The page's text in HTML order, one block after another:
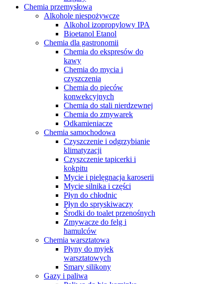
Chemia przemysłowa
Alkohole niespożywcze
Alkohol izopropylowy IPA
Bioetanol Etanol
Chemia dla gastronomii
Chemia do ekspresów do
kawy
Chemia do mycia i
czyszczenia
Chemia do pieców
konwekcyjnych
Chemia do stali nierdzewnej
Chemia do zmywarek
Odkamieniacze
Chemia samochodowa
Czyszczenie i odgrzybianie
klimatyzacji
Czyszczenie tapicerki i
kokpitu
Mycie i pielęgnacja karoserii
Mycie silnika i części
Płyn do chłodnic
Płyn do spryskiwaczy
Środki do toalet przenośnych
Zmywacze do felg i
hamulców
Chemia warsztatowa
Płyny do myjek
warsztatowych
Smary silikony
Gazy i paliwa